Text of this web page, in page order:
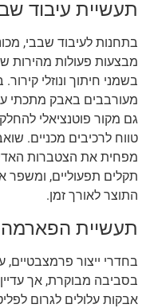
תעשיית עיבוד
מבצעות פעולות מהירות
בשמני חיתוך ונוזלי
מעורבבים באבק מתכתי
גם מקור פוטנציאלי
טווח לרכיבים מכניים.
מפחית את הצטברות
תקלים תפעוליים, ומשפר
התוצר לאורך זמן.
תעשיית הפארמה
בחדרי ייצור
בסביבה מבוקרת, אך
אבקות עלולים לגרום